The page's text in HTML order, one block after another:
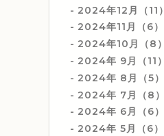
2024年12月（11）
2024年11月（6）
2024年10月（8）
2024年 9月（11）
2024年 8月（5）
2024年 7月（8）
2024年 6月（6）
2024年 5月（6）